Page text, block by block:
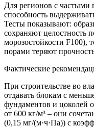
Для регионов с частыми
способность
Тесты показывают:
сохраняют целостность
морозостойкости F100),
порами теряют
Фактические
При строительстве во
отдавать блокам с
фундаментов и цоколей
от 600 кг/м³ – они
(0,15 мг/(м·ч·Па)) с